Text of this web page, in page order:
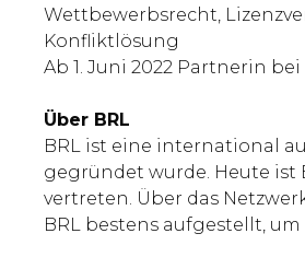
Wettbewerbsrecht,
Konfliktlösung
Ab 1. Juni 2022 Partnerin bei
Über BRL
BRL ist eine international
gegründet wurde. Heute
vertreten. Über das
BRL bestens aufgestellt,